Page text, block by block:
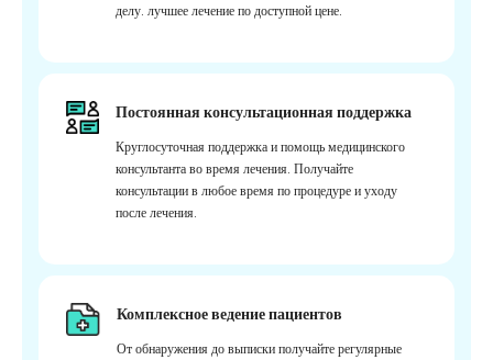
делу. лучшее лечение по доступной цене.
Постоянная консультационная поддержка
Круглосуточная поддержка и помощь медицинского
консультанта во время лечения. Получайте
консультации в любое время по процедуре и уходу
после лечения.
Комплексное ведение пациентов
От обнаружения до выписки получайте регулярные